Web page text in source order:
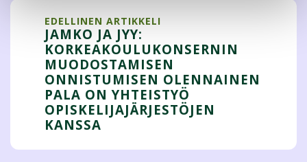
EDELLINEN ARTIKKELI
JAMKO JA JYY:
KORKEAKOULUKONSERNIN
MUODOSTAMISEN
ONNISTUMISEN OLENNAINEN
PALA ON YHTEISTYÖ
OPISKELIJAJÄRJESTÖJEN
KANSSA